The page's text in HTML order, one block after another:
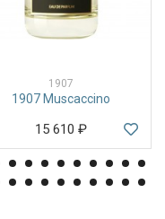
1907
1907 Muscaccino
15 610 ₽